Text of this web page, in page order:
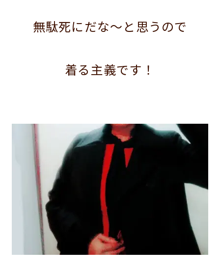
無駄死にだな～と思うので
着る主義です！